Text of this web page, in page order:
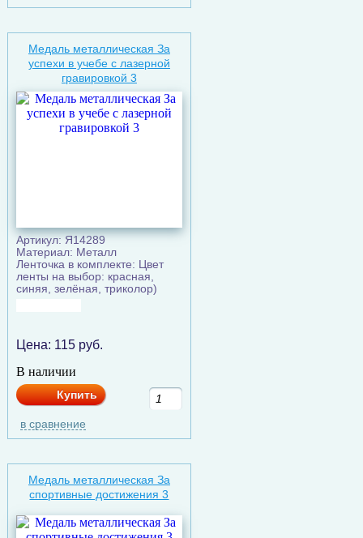
Медаль металлическая За
успехи в учебе с лазерной
гравировкой 3
Артикул: Я14289
Материал: Металл
Ленточка в комплекте: Цвет
ленты на выбор: красная,
синяя, зелёная, триколор)
Цена: 115руб.
В наличии
Купить
в сравнение
Медаль металлическая За
спортивные достижения 3